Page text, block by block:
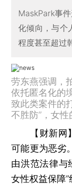
MaskPark事
化倾向，与个
程度甚至超过
劳东燕强调，
依托匿名化的
致此类案件的
不胜防”，女
【财新网】
可能更为恶劣
由洪范法律与
女性权益保障”